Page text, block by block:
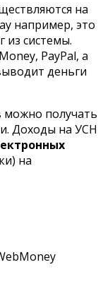
на
например, это
из системы.
PayPal, а
деньги
можно получать
Доходы на УСН
на